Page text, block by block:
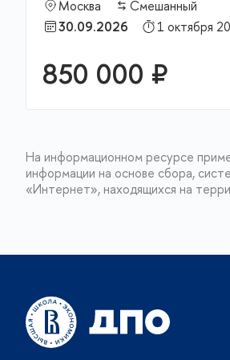
Москва
Смешанный
30.09.2026
1 октября
850 000 ₽
На информационном ресурсе
информации на основе сбора,
«Интернет», находящихся на